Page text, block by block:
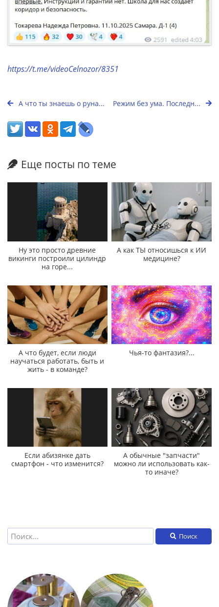
https://t.me/videoCelnozor/8351
А что ты знаешь о руна... Режим без ума. Последн...
Еще посты по теме
Ну это просто древние
викинги построили цилиндр
на горе...
А как ТЫ относишься к ИИ
медицине?
А что будет, если люди
научаться работать, быть и
жить - в команде?
Чья-то фантазия?...
Если абизянке дать
смартфон - что изменится?
А обычные "запчасти"
можно ли использовать как-
то иначе?
Поиск